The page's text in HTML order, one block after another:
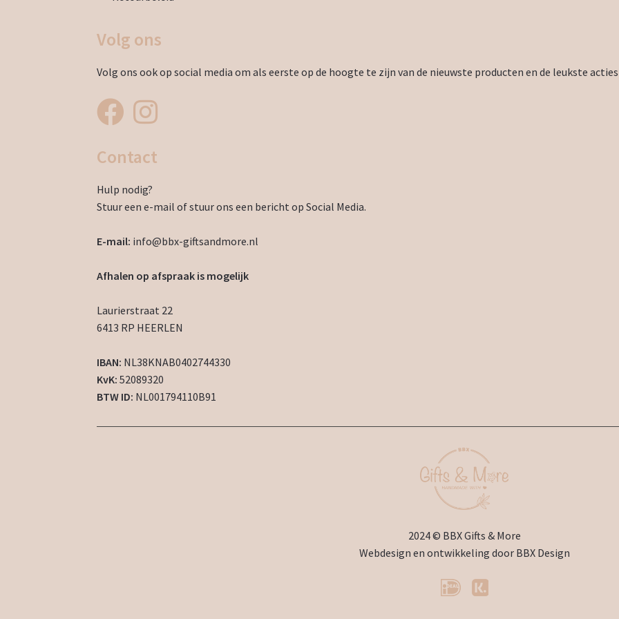
Volg ons
Volg ons ook op social media om als eerste op de hoogte te zijn van de nieuwste producten en de leukste
Contact
Hulp nodig?
Stuur een e-mail of stuur ons een bericht op Social Media.
E-mail: info@bbx-giftsandmore.nl
Afhalen op afspraak is mogelijk
Laurierstraat 22
6413 RP HEERLEN
IBAN: NL38KNAB0402744330
KvK: 52089320
BTW ID: NL001794110B91
2024 © BBX Gifts & More
Webdesign en ontwikkeling door BBX Design